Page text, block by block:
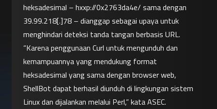
heksadesimal – hxxp://0x2763da4e/ sama dengan
39.99.218[.]78 – dianggap sebagai upaya untuk
menghindari deteksi tanda tangan berbasis URL.
“Karena penggunaan Curl untuk mengunduh dan
kemampuannya yang mendukung format
heksadesimal yang sama dengan browser web,
ShellBot dapat berhasil diunduh di lingkungan sistem
Linux dan dijalankan melalui Perl,” kata ASEC.